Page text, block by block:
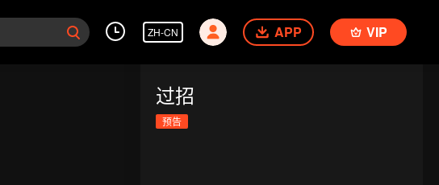
ZH-CN APP VIP
过招
预告